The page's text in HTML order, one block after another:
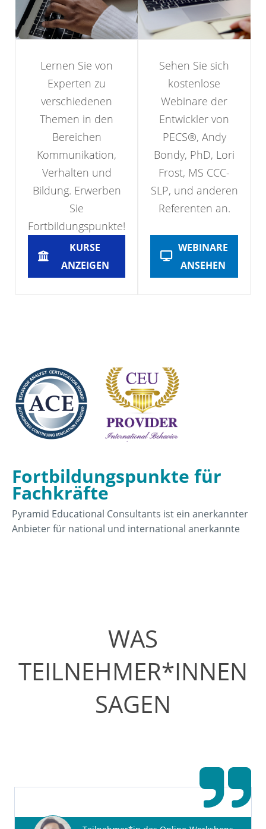
Lernen Sie von
Experten zu
verschiedenen
Themen in den
Bereichen
Kommunikation,
Verhalten und
Bildung. Erwerben
Sie
Fortbildungspunkte!
KURSE
ANZEIGEN
Sehen Sie sich
kostenlose
Webinare der
Entwickler von
PECS®, Andy
Bondy, PhD, Lori
Frost, MS CCC-
SLP, und anderen
Referenten an.
WEBINARE
ANSEHEN
Fortbildungspunkte für
Fachkräfte
Pyramid Educational Consultants ist ein anerkannter
Anbieter für national und international anerkannte
WAS
TEILNEHMER*INNEN
SAGEN